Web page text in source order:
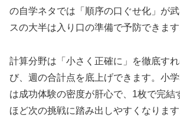
の自学ネタでは「順序の口ぐせ化」が
スの大半は入り口の準備で予防できます
計算分野は「小さく正確に」を徹底す
び、週の合計点を底上げできます。小
は成功体験の密度が肝心で、1枚で完結
ほど次の挑戦に踏み出しやすくなります